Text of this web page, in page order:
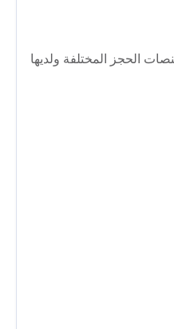
الوحدة 177 عبر منصات الحجز المختلفة ولديها